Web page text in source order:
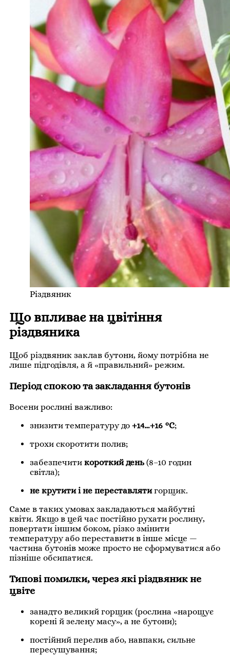
Різдвяник
Що впливає на цвітіння
різдвяника
Щоб різдвяник заклав бутони, йому потрібна не
лише підгодівля, а й «правильний» режим.
Період спокою та закладання бутонів
Восени рослині важливо:
знизити температуру до +14…+16 °C;
трохи скоротити полив;
забезпечити короткий день (8–10 годин
світла);
не крутити і не переставлятигорщик.
Саме в таких умовах закладаються майбутні
квіти. Якщо в цей час постійно рухати рослину,
повертати іншим боком, різко змінити
температуру або переставити в інше місце —
частина бутонів може просто не сформуватися або
пізніше обсипатися.
Типові помилки, через які різдвяник не
цвіте
занадто великий горщик (рослина «нарощує
корені й зелену масу», а не бутони);
постійний перелив або, навпаки, сильне
пересушування;